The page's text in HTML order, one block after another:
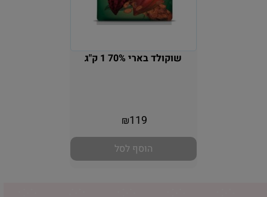
שוקולד בארי 70% 1 ק"ג
₪119
הוסף לסל